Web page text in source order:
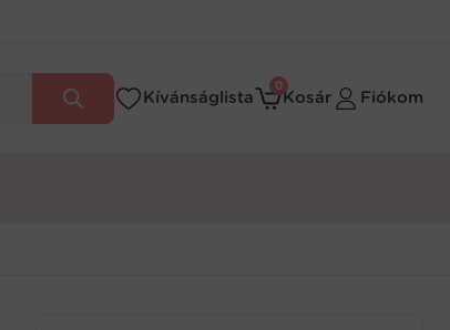
Kívánságlista
0
Kosár Fiókom